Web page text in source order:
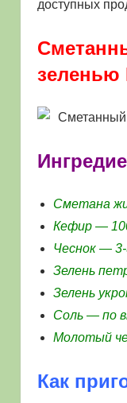
доступных
зеленью
Сметана
Кефир —
Чеснок — 3-
Зелень
Зелень
Соль — по
Молотый
Как